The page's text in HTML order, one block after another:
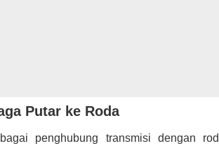
Putar ke Roda
penghubung transmisi dengan